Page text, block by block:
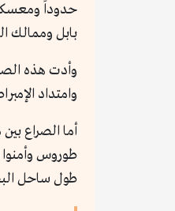
حدوداً
بابل وممالك
وأدت هذه
وامتداد
أما الصراع
طوروس وأمنوا
طول ساحل